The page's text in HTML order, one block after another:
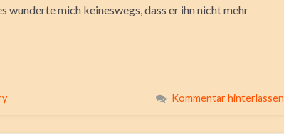
wunderte mich keineswegs, dass er ihn nicht mehr
Kommentar hinterlassen